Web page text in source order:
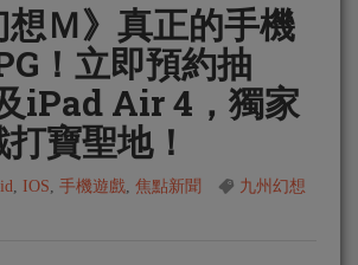
想Ｍ》真正的手機
！立即預約抽
iPad Air 4，獨家
寶聖地！
, IOS, 手機遊戲, 焦點新聞
九州幻想